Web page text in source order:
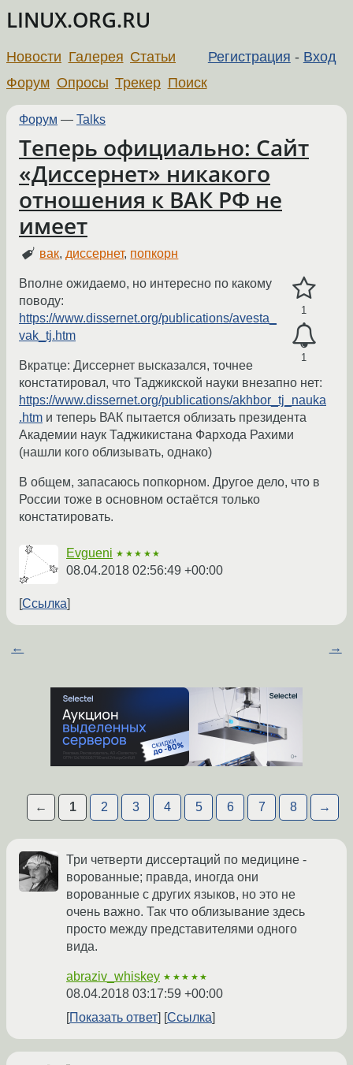
LINUX.ORG.RU
Регистрация - Вход
Новости Галерея Статьи
Форум Опросы Трекер Поиск
Форум — Talks
Теперь официально: Сайт
«Диссернет» никакого
отношения к ВАК РФ не
имеет
вак,диссернет, попкорн
1
1
Вполне ожидаемо, но интересно по какому
поводу:
https://www.dissernet.org/publications/avesta_
vak_tj.htm
Вкратце: Диссернет высказался, точнее
констатировал, что Таджикской науки внезапно нет:
https://www.dissernet.org/publications/akhbor_tj_nauka
.htm и теперь ВАК пытается облизать президента
Академии наук Таджикистана Фархода Рахими
(нашли кого облизывать, однако)
В общем, запасаюсь попкорном. Другое дело, что в
России тоже в основном остаётся только
констатировать.
Evgueni ★★★★★
08.04.2018 02:56:49 +00:00
Ссылка
← →
← 1 2 3 4 5 6 7 8 →
Три четверти диссертаций по медицине -
ворованные; правда, иногда они
ворованные с других языков, но это не
очень важно. Так что облизывание здесь
просто между представителями одного
вида.
abraziv_whiskey ★★★★★
08.04.2018 03:17:59 +00:00
Показать ответ
Ссылка